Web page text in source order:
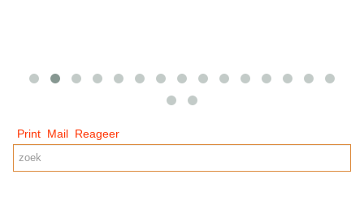
Print Mail Reageer